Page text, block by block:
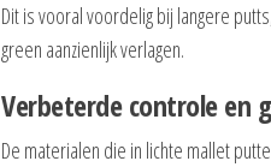
Dit is vooral voordelig bij langere
green aanzienlijk verlagen.
Verbeterde controle en
De materialen die in lichte mallet